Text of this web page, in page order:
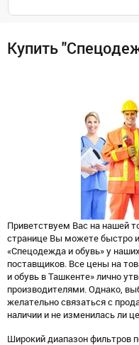
Купить
Приветствуем Вас на нашей
странице Вы можете быстро и
«Спецодежда и обувь» у
поставщиков. Все цены на
и обувь в Ташкенте» лично
производителями. Однако,
желательно связаться с
наличии и не изменилась ли
Широкий диапазон фильтров